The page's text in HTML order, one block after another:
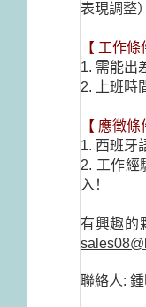
表現調整）
【 工作條
1. 需能出
2.
上班時
【 應徵條
1. 西班牙
2. 工作經
入！
有興趣的
聯絡人: 鍾